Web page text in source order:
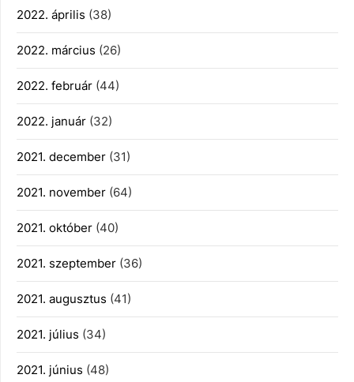
2022. április (38)
2022. március (26)
2022. február (44)
2022. január (32)
2021. december (31)
2021. november (64)
2021. október (40)
2021. szeptember (36)
2021. augusztus (41)
2021. július (34)
2021. június (48)